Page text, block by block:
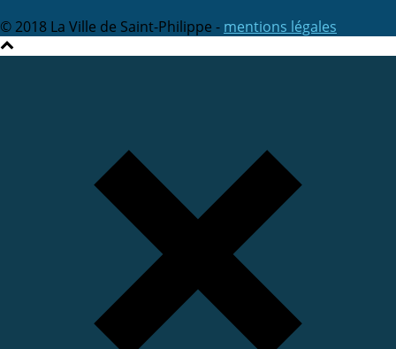
© 2018 La Ville de Saint-Philippe - mentions légales